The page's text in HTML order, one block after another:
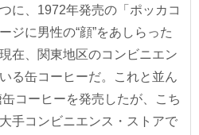
に、1972年発売の「ポッカコ
ジに男性の“顔”をあしらった
在、関東地区のコンビニエン
る缶コーヒーだ。これと並ん
コーヒーを発売したが、こち
手コンビニエンス・ストアで